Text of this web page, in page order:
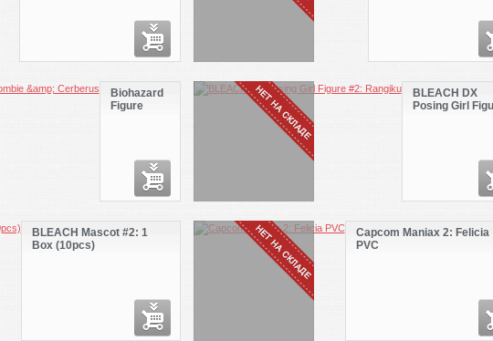
Biohazard
Figure
Cerberus
BLEACH DX
Posing Girl
BLEACH Mascot #2: 1
Box (10pcs)
Capcom Maniax 2: Felicia
PVC